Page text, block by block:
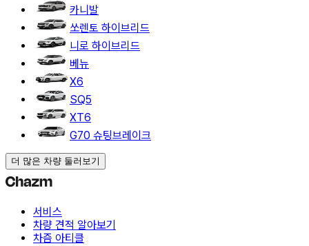
카니발
쏘렌토 하이브리드
니로 하이브리드
베뉴
X6
SQ5
XT6
G70 슈팅브레이크
더 많은 차량 둘러보기
서비스
차량 견적 알아보기
차즘 아티클